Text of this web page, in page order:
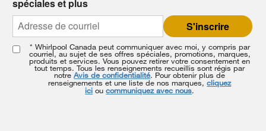
end
spéciales et plus
S'inscrire
* Whirlpool Canada peut communiquer avec moi, y compris par
courriel, au sujet de ses offres spéciales, promotions, marques,
produits et services. Vous pouvez retirer votre consentement en
tout temps. Tous les renseignements recueillis sont régis par
notreAvis de confidentialité. Pour obtenir plus de
renseignements et une liste de nos marques,cliquez
ici oucommuniquez avec nous.